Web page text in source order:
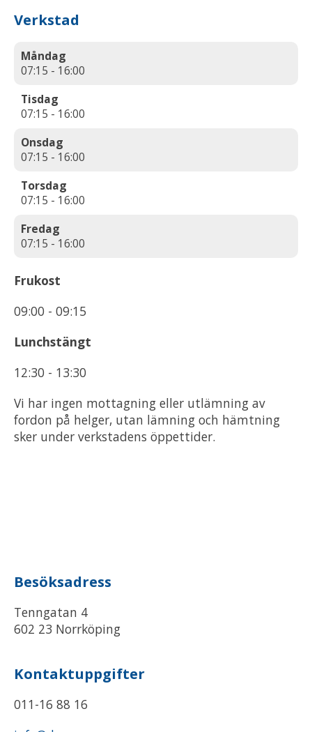
Verkstad
Måndag
07:15 - 16:00
Tisdag
07:15 - 16:00
Onsdag
07:15 - 16:00
Torsdag
07:15 - 16:00
Fredag
07:15 - 16:00
Frukost
09:00 - 09:15
Lunchstängt
12:30 - 13:30
Vi har ingen mottagning eller utlämning av
fordon på helger, utan lämning och hämtning
sker under verkstadens öppettider.
Besöksadress
Tenngatan 4
602 23 Norrköping
Kontaktuppgifter
011-16 88 16